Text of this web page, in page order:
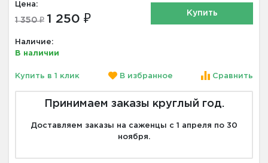
Цена:
1 350 ₽ 1 250 ₽
Наличие:
В наличии
Купить
Купить в 1 клик В избранное Сравнить
Принимаем заказы круглый год.
Доставляем заказы на саженцы с 1 апреля по 30
ноября.